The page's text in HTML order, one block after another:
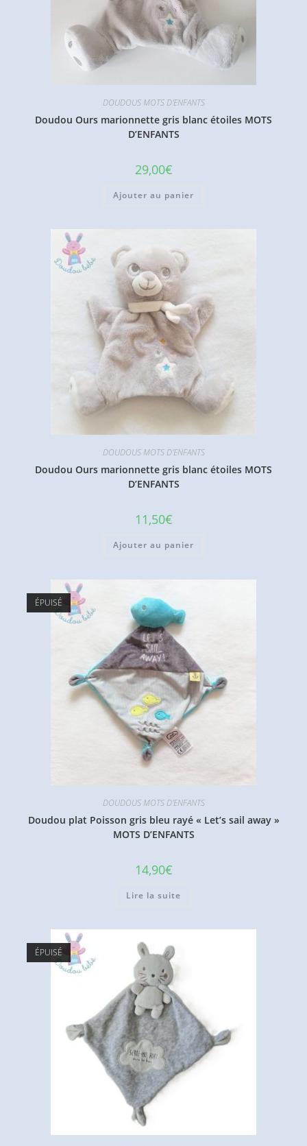
DOUDOUS MOTS D'ENFANTS
Doudou Ours marionnette gris blanc étoiles MOTS
D’ENFANTS
29,00€
Ajouter au panier
DOUDOUS MOTS D'ENFANTS
Doudou Ours marionnette gris blanc étoiles MOTS
D’ENFANTS
11,50€
Ajouter au panier
ÉPUISÉ
DOUDOUS MOTS D'ENFANTS
Doudou plat Poisson gris bleu rayé « Let’s sail away »
MOTS D’ENFANTS
14,90€
Lire la suite
ÉPUISÉ